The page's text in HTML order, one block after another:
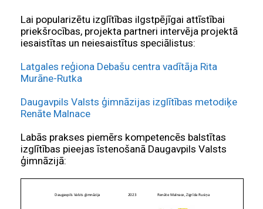
Lai popularizētu izglītības ilgstpējīgai attīstībai
priekšrocības, projekta partneri intervēja projektā
iesaistītas un neiesaistītus speciālistus:
Latgales reģiona Debašu centra vadītāja Rita
Murāne-Rutka
Daugavpils Valsts ģimnāzijas izglītības metodiķe
Renāte Malnace
Labās prakses piemērs kompetencēs balstītas
izglītības pieejas īstenošanā Daugavpils Valsts
ģimnāzijā: